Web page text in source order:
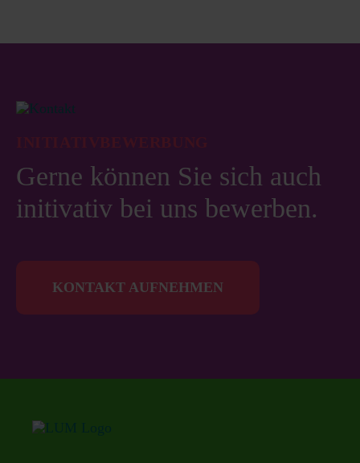
Gerne können Sie sich auch
initivativ bei uns bewerben.
KONTAKT AUFNEHMEN